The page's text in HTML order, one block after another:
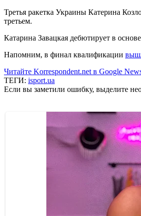
Третья ракетка Украины Катерина
третьем.
Катарина Завацкая дебютирует в
Напомним, в финал квалификации
Читайте Korrespondent.net в Google
ТЕГИ: isport.ua
Если вы заметили ошибку, выделите